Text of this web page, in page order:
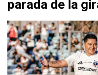
parada de la